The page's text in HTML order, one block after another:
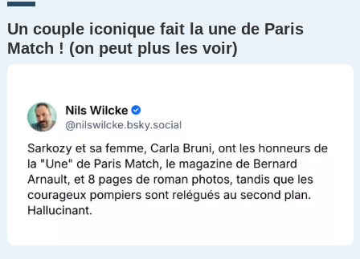
Un couple iconique fait la une de Paris
Match ! (on peut plus les voir)